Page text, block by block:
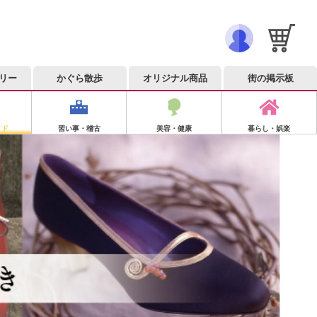
ー かぐら散歩 オリジナル商品 街の掲示板
習い事・稽古 美容・健康 暮らし・娯楽